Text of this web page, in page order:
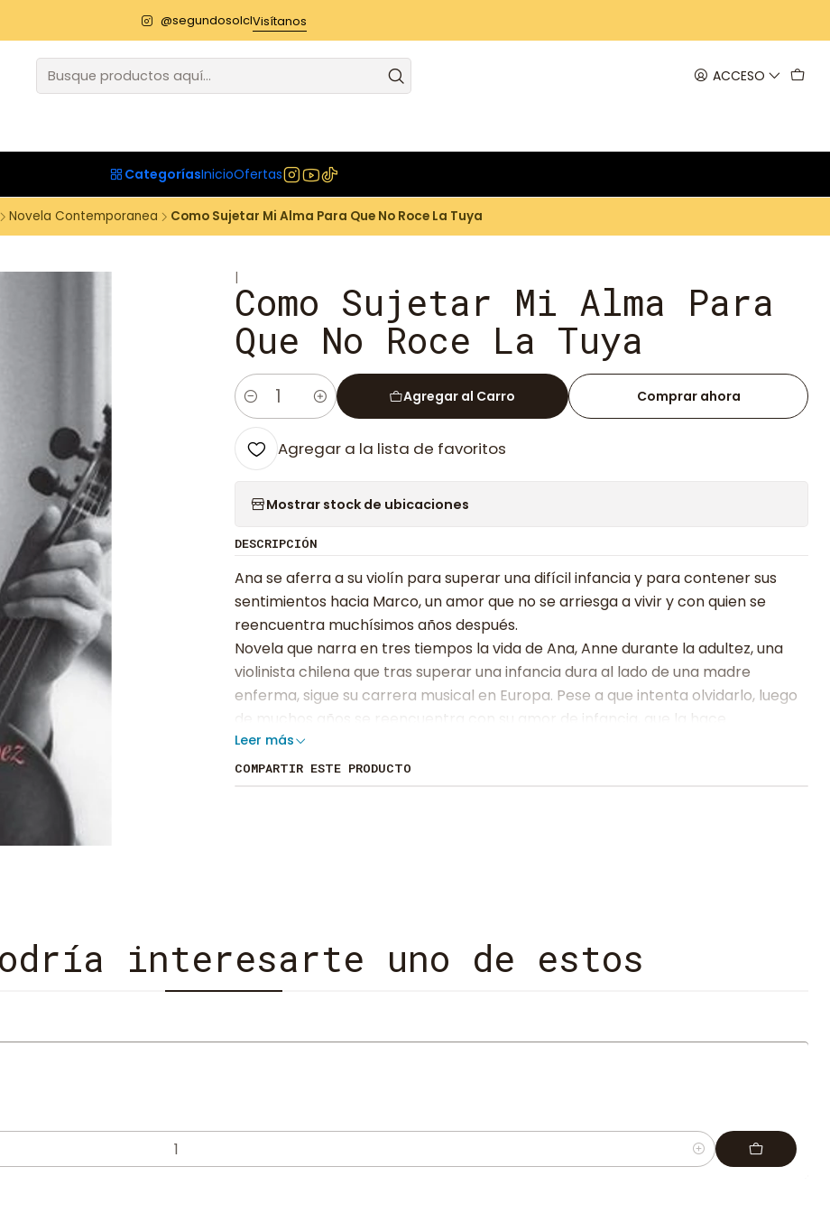
ACCESO
CategoríasInicioOfertas
@segundosolclVisítanos
Novela Contemporanea Como Sujetar Mi Alma Para Que No Roce La Tuya
|
Como Sujetar Mi Alma Para
Que No Roce La Tuya
Cantidad
Agregar al Carro Comprar ahora
Agregar a la lista de favoritos
Mostrar stock de ubicaciones
DESCRIPCIÓN
Ana se aferra a su violín para superar una difícil infancia y para contener sus
sentimientos hacia Marco, un amor que no se arriesga a vivir y con quien se
reencuentra muchísimos años después.
Novela que narra en tres tiempos la vida de Ana, Anne durante la adultez, una
violinista chilena que tras superar una infancia dura al lado de una madre
enferma, sigue su carrera musical en Europa. Pese a que intenta olvidarlo, luego
de muchos años se reencuentra con su amor de infancia, que la hace
cuestionarse su vida por completo.
Leer más
COMPARTIR ESTE PRODUCTO
interesarte uno de estos